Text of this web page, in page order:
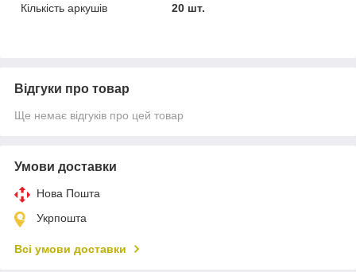
Кількість аркушів
20 шт.
Відгуки про товар
Ще немає відгуків про цей товар
Умови доставки
Нова Пошта
Укрпошта
Всі умови доставки